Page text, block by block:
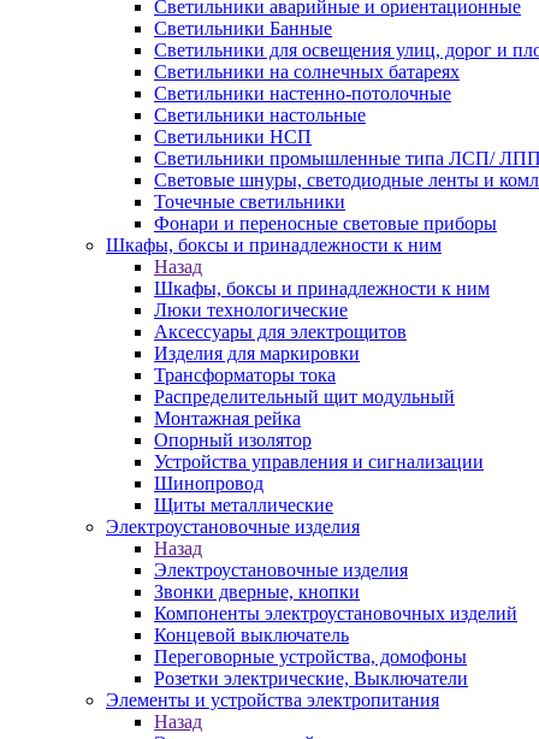
Светильники аварийные и ориентационные
Светильники Банные
Светильники для освещения улиц, дорог и
Светильники на солнечных батареях
Светильники настенно-потолочные
Светильники настольные
Светильники НСП
Светильники промышленные типа ЛСП/
Световые шнуры, светодиодные ленты и
Точечные светильники
Фонари и переносные световые приборы
Шкафы, боксы и принадлежности к ним
Назад
Шкафы, боксы и принадлежности к ним
Люки технологические
Аксессуары для электрощитов
Изделия для маркировки
Трансформаторы тока
Распределительный щит модульный
Монтажная рейка
Опорный изолятор
Устройства управления и сигнализации
Шинопровод
Щиты металлические
Электроустановочные изделия
Назад
Электроустановочные изделия
Звонки дверные, кнопки
Компоненты электроустановочных изделий
Концевой выключатель
Переговорные устройства, домофоны
Розетки электрические, Выключатели
Элементы и устройства электропитания
Назад